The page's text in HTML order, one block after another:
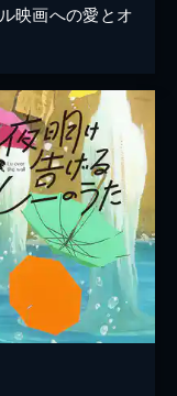
映画への愛とオ